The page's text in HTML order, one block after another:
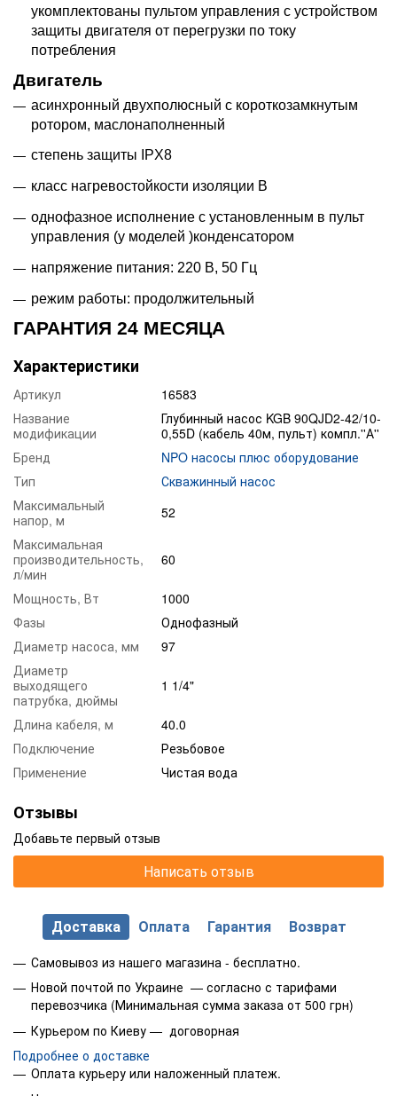
укомплектованы пультом управления с устройством
защиты двигателя от перегрузки по току
потребления
Двигатель
асинхронный двухполюсный с короткозамкнутым
ротором, маслонаполненный
степень защиты IPX8
класс нагревостойкости изоляции В
однофазное исполнение с установленным в пульт
управления (у моделей )конденсатором
напряжение питания: 220 В, 50 Гц
режим работы: продолжительный
ГАРАНТИЯ 24 МЕСЯЦА
Характеристики
Артикул
16583
Название
модификации
Глубинный насос KGB 90QJD2-42/10-
0,55D (кабель 40м, пульт) компл.''А''
Бренд
NPO насосы плюс оборудование
Тип
Скважинный насос
Максимальный
напор, м
52
Максимальная
производительность,
л/мин
60
Мощность, Вт
1000
Фазы
Однофазный
Диаметр насоса, мм
97
Диаметр
выходящего
патрубка, дюймы
1 1/4"
Длина кабеля, м
40.0
Подключение
Резьбовое
Применение
Чистая вода
Отзывы
Добавьте первый отзыв
Написать отзыв
Доставка Оплата Гарантия Возврат
Самовывоз из нашего магазина - бесплатно.
Новой почтой по Украине — согласно с тарифами
перевозчика (Минимальная сумма заказа от 500 грн)
Курьером по Киеву — договорная
Подробнее о доставке
Оплата курьеру или наложенный платеж.